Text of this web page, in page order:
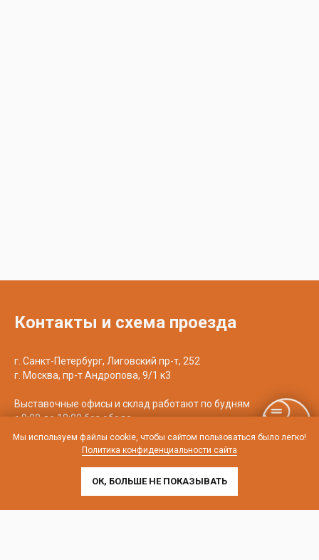
Мы используем файлы cookie, чтобы сайтом пользоваться было легко!
Политика конфиденциальности сайта
ОК, БОЛЬШЕ НЕ ПОКАЗЫВАТЬ
Контакты и схема проезда
г. Санкт-Петербург, Лиговский пр-т, 252
г. Москва, пр-т Андропова, 9/1 к3
Выставочные офисы и склад работают по будням
с 9:00 до 18:00 без обеда
8 (800) 707-54-35